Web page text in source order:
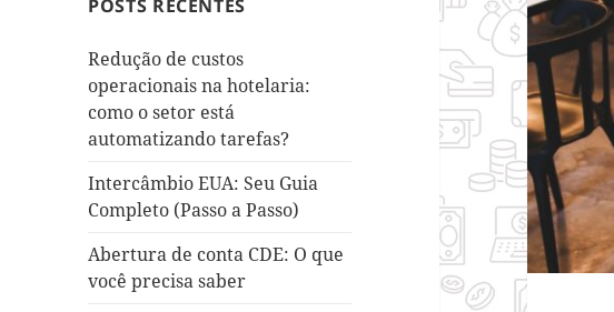
POSTS RECENTES
Redução de custos
operacionais na hotelaria:
como o setor está
automatizando tarefas?
Intercâmbio EUA: Seu Guia
Completo (Passo a Passo)
Abertura de conta CDE: O que
você precisa saber